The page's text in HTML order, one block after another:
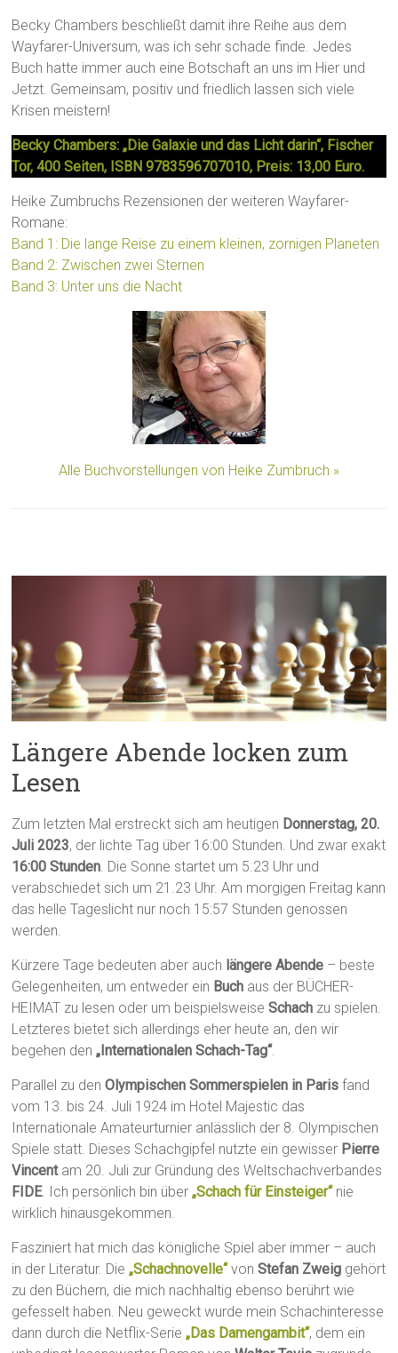
Becky Chambers beschließt damit ihre Reihe aus dem
Wayfarer-Universum, was ich sehr schade finde. Jedes
Buch hatte immer auch eine Botschaft an uns im Hier und
Jetzt. Gemeinsam, positiv und friedlich lassen sich viele
Krisen meistern!
Becky Chambers: „Die Galaxie und das Licht darin“, Fischer
Tor, 400 Seiten, ISBN 9783596707010, Preis: 13,00 Euro.
Heike Zumbruchs Rezensionen der weiteren Wayfarer-
Romane:
Band 1: Die lange Reise zu einem kleinen, zornigen Planeten
Band 2: Zwischen zwei Sternen
Band 3: Unter uns die Nacht
Alle Buchvorstellungen von Heike Zumbruch »
Längere Abende locken zum
Lesen
Zum letzten Mal erstreckt sich am heutigen Donnerstag, 20.
Juli 2023, der lichte Tag über 16:00 Stunden. Und zwar exakt
16:00 Stunden. Die Sonne startet um 5.23 Uhr und
verabschiedet sich um 21.23 Uhr. Am morgigen Freitag kann
das helle Tageslicht nur noch 15:57 Stunden genossen
werden.
Kürzere Tage bedeuten aber auch längere Abende – beste
Gelegenheiten, um entweder ein Buch aus der BÜCHER-
HEIMAT zu lesen oder um beispielsweiseSchach zu spielen.
Letzteres bietet sich allerdings eher heute an, den wir
begehen den„Internationalen Schach-Tag“.
Parallel zu denOlympischen Sommerspielen in Paris fand
vom 13. bis 24. Juli 1924 im Hotel Majestic das
Internationale Amateurturnier anlässlich der 8. Olympischen
Spiele statt. Dieses Schachgipfel nutzte ein gewisser Pierre
Vincentam 20. Juli zur Gründung des Weltschachverbandes
FIDE. Ich persönlich bin über„Schach für Einsteiger“nie
wirklich hinausgekommen.
Fasziniert hat mich das königliche Spiel aber immer – auch
in der Literatur. Die„Schachnovelle“vonStefan Zweig gehört
zu den Büchern, die mich nachhaltig ebenso berührt wie
gefesselt haben. Neu geweckt wurde mein Schachinteresse
dann durch die Netflix-Serie„Das Damengambit“, dem ein